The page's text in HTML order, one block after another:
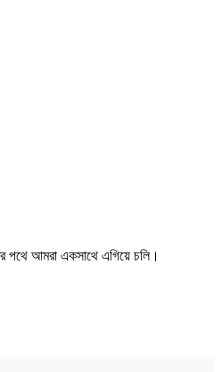
পথে আমরা একসাথে এগিয়ে চলি।